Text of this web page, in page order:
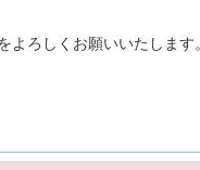
ろしくお願いいたします。